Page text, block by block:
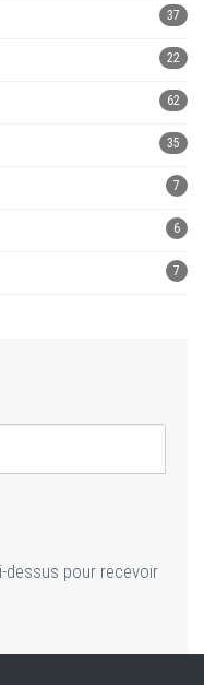
37
22
62
35
7
6
7
dessus pour recevoir